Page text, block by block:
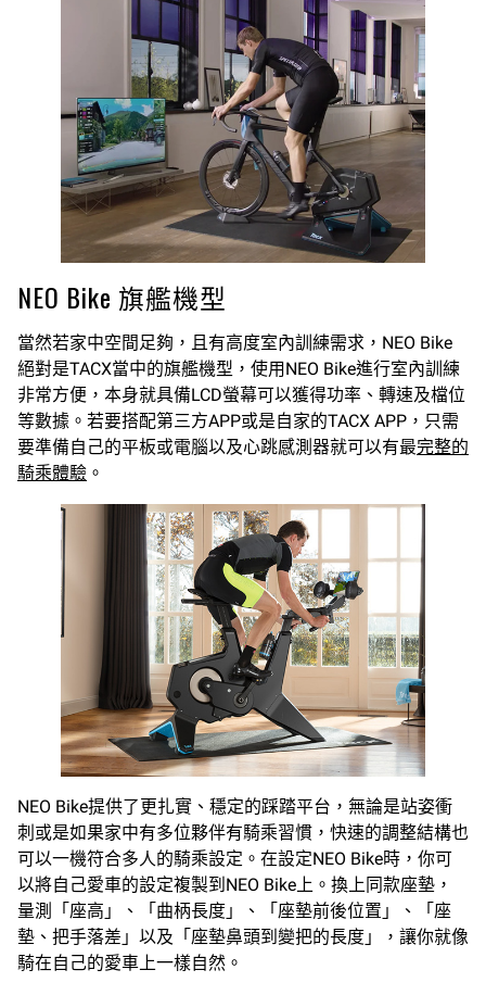
NEO Bike 旗艦機型
當然若家中空間足夠，且有高度室內訓練需求，NEO Bike
絕對是TACX當中的旗艦機型，使用NEO Bike進行室內訓練
非常方便，本身就具備LCD螢幕可以獲得功率、轉速及檔位
等數據。若要搭配第三方APP或是自家的TACX APP，只需
要準備自己的平板或電腦以及心跳感測器就可以有最完整的
騎乘體驗 。
NEO Bike提供了更扎實、穩定的踩踏平台，無論是站姿衝
刺或是如果家中有多位夥伴有騎乘習慣，快速的調整結構也
可以一機符合多人的騎乘設定。在設定NEO Bike時，你可
以將自己愛車的設定複製到NEO Bike上。換上同款座墊，
量測「座高」、「曲柄長度」、「座墊前後位置」、「座
墊、把手落差」以及「座墊鼻頭到變把的長度」，讓你就像
騎在自己的愛車上一樣自然。